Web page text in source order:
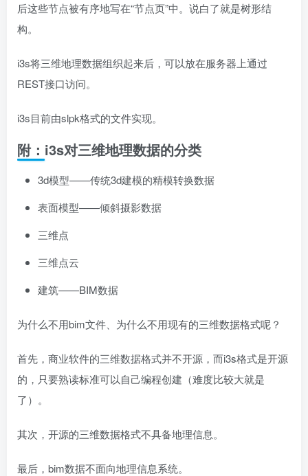
后这些节点被有序地写在“节点页”中。说白了就是树形结
构。
i3s将三维地理数据组织起来后，可以放在服务器上通过
REST接口访问。
i3s目前由slpk格式的文件实现。
附：i3s对三维地理数据的分类
3d模型——传统3d建模的精模转换数据
表面模型——倾斜摄影数据
三维点
三维点云
建筑——BIM数据
为什么不用bim文件、为什么不用现有的三维数据格式呢？
首先，商业软件的三维数据格式并不开源，而i3s格式是开源
的，只要熟读标准可以自己编程创建（难度比较大就是
了）。
其次，开源的三维数据格式不具备地理信息。
最后，bim数据不面向地理信息系统。